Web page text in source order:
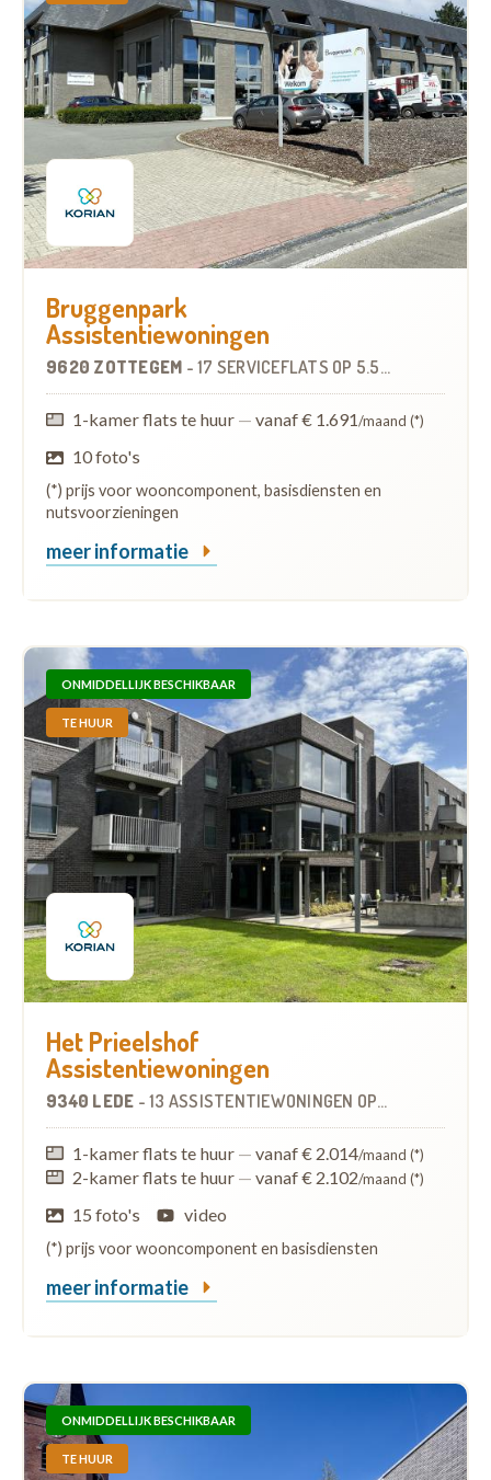
Bruggenpark
Assistentiewoningen
9620 ZOTTEGEM - 17 SERVICEFLATS OP 5.5 KM
1-kamer flats te huur — vanaf € 1.691/maand (*)
10 foto's
(*) prijs voor wooncomponent, basisdiensten en
nutsvoorzieningen
meer informatie
ONMIDDELLIJK BESCHIKBAAR
TE HUUR
Het Prieelshof
Assistentiewoningen
9340 LEDE - 13 ASSISTENTIEWONINGEN OP 6.8 KM
1-kamer flats te huur — vanaf € 2.014/maand (*)
2-kamer flats te huur — vanaf € 2.102/maand (*)
15 foto's video
(*) prijs voor wooncomponent en basisdiensten
meer informatie
ONMIDDELLIJK BESCHIKBAAR
TE HUUR